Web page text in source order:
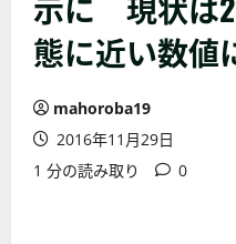
態に近い数値
mahoroba19
2016年11月29日
1 分の読み取り
0